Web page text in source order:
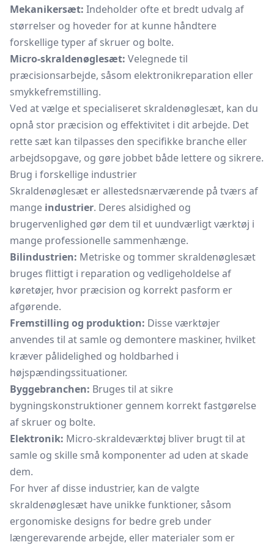
Mekanikersæt: Indeholder ofte et bredt udvalg af
størrelser og hoveder for at kunne håndtere
forskellige typer af skruer og bolte.
Micro-skraldenøglesæt: Velegnede til
præcisionsarbejde, såsom elektronikreparation eller
smykkefremstilling.
Ved at vælge et specialiseret skraldenøglesæt, kan du
opnå stor præcision og effektivitet i dit arbejde. Det
rette sæt kan tilpasses den specifikke branche eller
arbejdsopgave, og gøre jobbet både lettere og sikrere.
Brug i forskellige industrier
Skraldenøglesæt er allestedsnærværende på tværs af
mange industrier. Deres alsidighed og
brugervenlighed gør dem til et uundværligt værktøj i
mange professionelle sammenhænge.
Bilindustrien: Metriske og tommer skraldenøglesæt
bruges flittigt i reparation og vedligeholdelse af
køretøjer, hvor præcision og korrekt pasform er
afgørende.
Fremstilling og produktion: Disse værktøjer
anvendes til at samle og demontere maskiner, hvilket
kræver pålidelighed og holdbarhed i
højspændingssituationer.
Byggebranchen: Bruges til at sikre
bygningskonstruktioner gennem korrekt fastgørelse
af skruer og bolte.
Elektronik: Micro-skraldeværktøj bliver brugt til at
samle og skille små komponenter ad uden at skade
dem.
For hver af disse industrier, kan de valgte
skraldenøglesæt have unikke funktioner, såsom
ergonomiske designs for bedre greb under
længerevarende arbejde, eller materialer som er